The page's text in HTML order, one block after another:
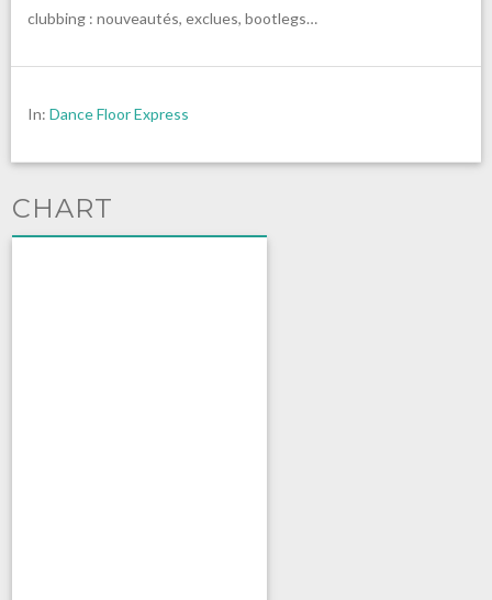
clubbing : nouveautés, exclues, bootlegs…
In: Dance Floor Express
CHART